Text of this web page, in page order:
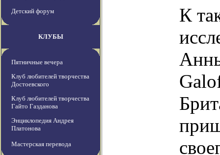
Детский форум
КЛУБЫ
Пятничные вечера
Клуб любителей творчества
Достоевского
Клуб любителей творчества
Гайто Газданова
Энциклопедия Андрея
Платонова
Мастерская перевода
К